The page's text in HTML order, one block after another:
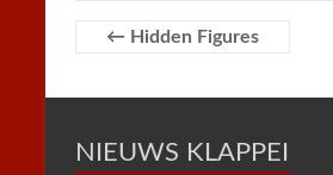
o
r
e
p
← Hidden Figures
NIEUWS KLAPPEI